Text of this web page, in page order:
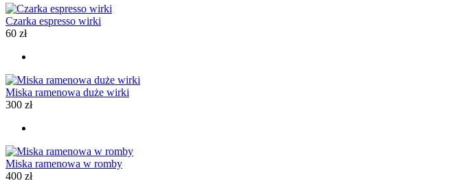
Czarka espresso wirki
60 zł
Miska ramenowa duże wirki
300 zł
Miska ramenowa w romby
400 zł